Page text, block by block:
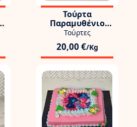
Τούρτα
Παραμυθένιο
Βιβλίο
Τούρτες
20,00 €/Kg